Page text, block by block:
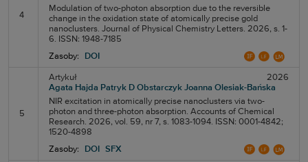
4
Modulation of two-photon absorption due to the reversible
change in the oxidation state of atomically precise gold
nanoclusters. Journal of Physical Chemistry Letters. 2026, s. 1-
6. ISSN: 1948-7185
Zasoby:
DOI
5
Artykuł
2026
Agata Hajda Patryk D Obstarczyk Joanna Olesiak-Bańska
NIR excitation in atomically precise nanoclusters via two-
photon and three-photon absorption. Accounts of Chemical
Research. 2026, vol. 59, nr 7, s. 1083-1094. ISSN: 0001-4842;
1520-4898
Zasoby:
DOI SFX